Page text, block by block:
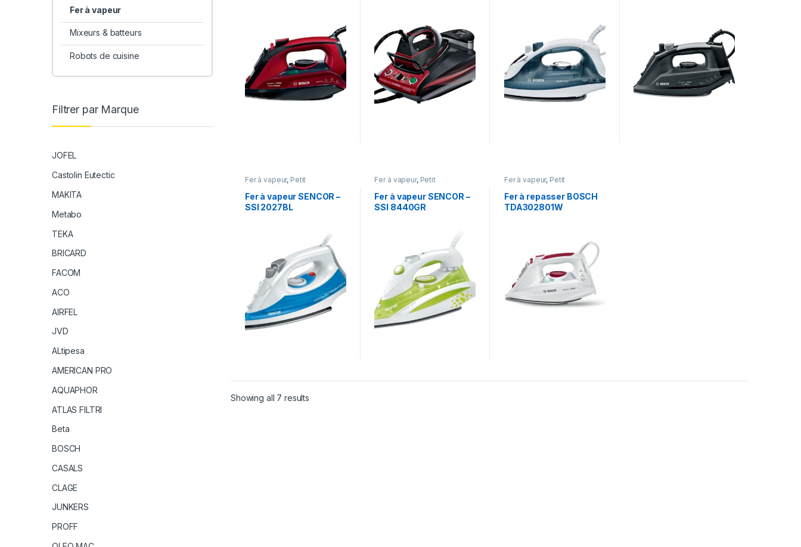
Fer à vapeur, Petit
électroménager
Fer à vapeur SENCOR –
SSI 2027BL
Fer à vapeur, Petit
électroménager
Fer à vapeur SENCOR –
SSI 8440GR
Fer à vapeur, Petit
électroménager
Fer à repasser BOSCH
TDA302801W
Showing all 7 results
Fer à vapeur
Mixeurs & batteurs
Robots de cuisine
Filtrer par Marque
JOFEL
Castolin Eutectic
MAKITA
Metabo
TEKA
BRICARD
FACOM
ACO
AIRFEL
JVD
ALtipesa
AMERICAN PRO
AQUAPHOR
ATLAS FILTRI
Beta
BOSCH
CASALS
CLAGE
JUNKERS
PROFF